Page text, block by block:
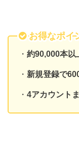
お得なポイ
・ 約90,000本以
・ 新規登録で
・ 4アカウント